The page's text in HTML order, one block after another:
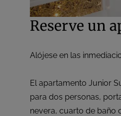
Reserve un
Alójese en las
El apartamento Junior
para dos personas,
nevera, cuarto de baño